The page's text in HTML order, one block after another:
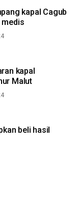
kapal Cagub
medis
kapal
Malut
beli hasil